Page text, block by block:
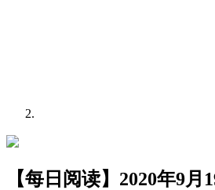
【每日阅读】2020年9月